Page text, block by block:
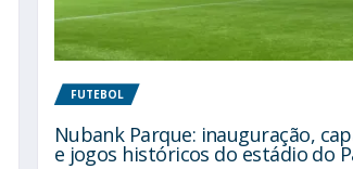
FUTEBOL
Nubank Parque: inauguração,
e jogos históricos do estádio do